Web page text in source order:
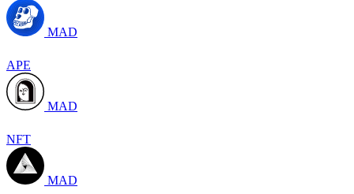
MAD
APE
MAD
NFT
MAD